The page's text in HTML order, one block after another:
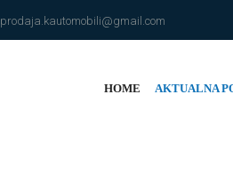
prodaja.kautomobili@gmail.com
HOME AKTUALNA